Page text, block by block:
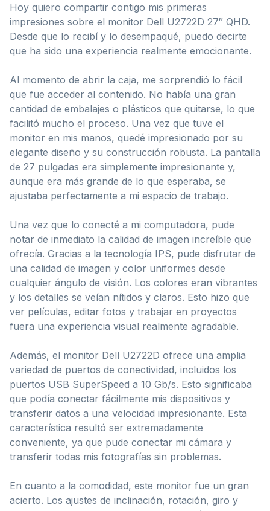
Hoy quiero compartir contigo mis primeras
impresiones sobre el monitor Dell U2722D 27″ QHD.
Desde que lo recibí y lo desempaqué, puedo decirte
que ha sido una experiencia realmente emocionante.
Al momento de abrir la caja, me sorprendió lo fácil
que fue acceder al contenido. No había una gran
cantidad de embalajes o plásticos que quitarse, lo que
facilitó mucho el proceso. Una vez que tuve el
monitor en mis manos, quedé impresionado por su
elegante diseño y su construcción robusta. La pantalla
de 27 pulgadas era simplemente impresionante y,
aunque era más grande de lo que esperaba, se
ajustaba perfectamente a mi espacio de trabajo.
Una vez que lo conecté a mi computadora, pude
notar de inmediato la calidad de imagen increíble que
ofrecía. Gracias a la tecnología IPS, pude disfrutar de
una calidad de imagen y color uniformes desde
cualquier ángulo de visión. Los colores eran vibrantes
y los detalles se veían nítidos y claros. Esto hizo que
ver películas, editar fotos y trabajar en proyectos
fuera una experiencia visual realmente agradable.
Además, el monitor Dell U2722D ofrece una amplia
variedad de puertos de conectividad, incluidos los
puertos USB SuperSpeed a 10 Gb/s. Esto significaba
que podía conectar fácilmente mis dispositivos y
transferir datos a una velocidad impresionante. Esta
característica resultó ser extremadamente
conveniente, ya que pude conectar mi cámara y
transferir todas mis fotografías sin problemas.
En cuanto a la comodidad, este monitor fue un gran
acierto. Los ajustes de inclinación, rotación, giro y